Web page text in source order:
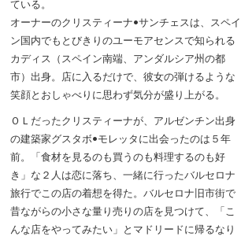
ている。
オーナーのクリスティーナ•サンチェスは、スペイ
ン国内でもとびきりのユーモアセンスで知られる
カディス（スペイン南端、アンダルシア州の都
市）出身。店に入るだけで、彼女の弾けるような
笑顔とおしゃべりに思わず気分が盛り上がる。
ＯＬだったクリスティーナが、アルゼンチン出身
の建築家グスタボ•モレッタに出会ったのは５年
前。「食材を見るのも買うのも料理するのも好
き」な２人は恋に落ち、一緒に行ったバルセロナ
旅行でこの店の着想を得た。バルセロナ旧市街で
昔ながらの小さな量り売りの店を見つけて、「こ
んな店をやってみたい」とマドリードに帰るなり